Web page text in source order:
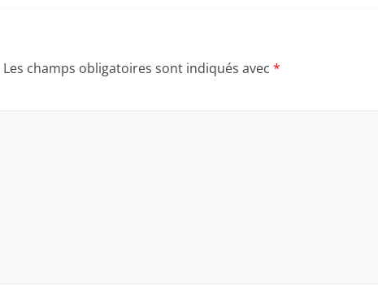
Les champs obligatoires sont indiqués avec *